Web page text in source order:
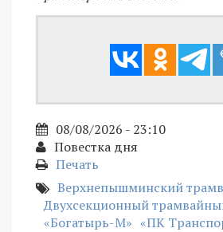
08/08/2026 - 23:10
Повестка дня
Печать
Верхнепышминский
Двухсекционный
«Богатырь-М» «ПК